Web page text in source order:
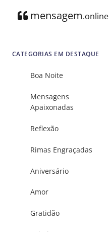
mensagem.online
CATEGORIAS EM DESTAQUE
Boa Noite
Mensagens
Apaixonadas
Reflexão
Rimas Engraçadas
Aniversário
Amor
Gratidão